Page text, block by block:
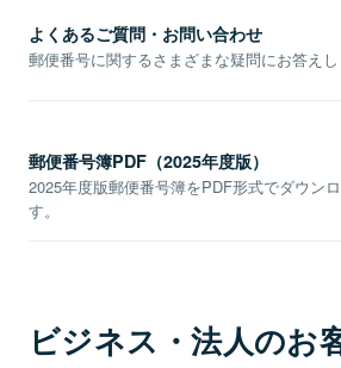
よくあるご質問・お問い合わせ
郵便番号に関するさまざまな疑問にお答えし
郵便番号簿PDF（2025年度版）
2025年度版郵便番号簿をPDF形式でダウン
す。
ビジネス・法人のお